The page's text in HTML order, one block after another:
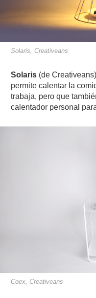
Solaris, Creativeans
Solaris (de
permite calentar la
trabaja, pero que
calentador personal
Coex, Creativeans